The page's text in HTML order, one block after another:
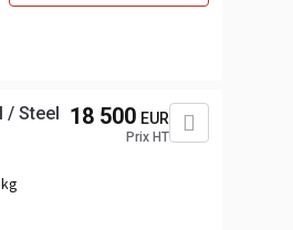
/ Steel 18 500 EUR
Prix HT